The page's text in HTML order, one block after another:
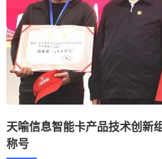
天喻信息智能卡产品技术创新
称号